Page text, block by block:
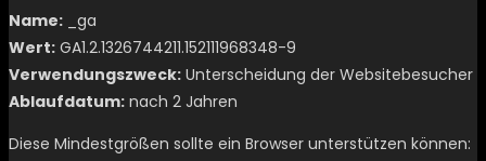
Name: _ga
Wert: GA1.2.1326744211.152111968348-9
Verwendungszweck: Unterscheidung der Websitebesucher
Ablaufdatum: nach 2 Jahren
Diese Mindestgrößen sollte ein Browser unterstützen können: